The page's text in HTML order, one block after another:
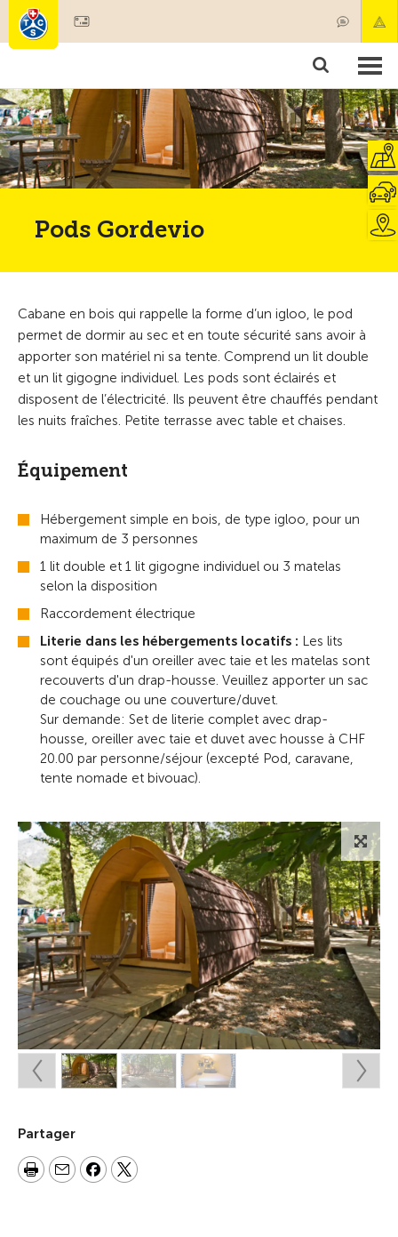
Membres & prestations
Tests, sécurité & santé
Pods Gordevio
Cabane en bois qui rappelle la forme d’un igloo, le pod
permet de dormir au sec et en toute sécurité sans avoir à
apporter son matériel ni sa tente. Comprend un lit double
et un lit gigogne individuel. Les pods sont éclairés et
disposent de l’électricité. Ils peuvent être chauffés pendant
les nuits fraîches. Petite terrasse avec table et chaises.
Équipement
Hébergement simple en bois, de type igloo, pour un
maximum de 3 personnes
1 lit double et 1 lit gigogne individuel ou 3 matelas
selon la disposition
Raccordement électrique
Literie dans les hébergements locatifs : Les lits
sont équipés d'un oreiller avec taie et les matelas sont
recouverts d'un drap-housse. Veuillez apporter un sac
de couchage ou une couverture/duvet.
Sur demande: Set de literie complet avec drap-
housse, oreiller avec taie et duvet avec housse à CHF
20.00 par personne/séjour (excepté Pod, caravane,
tente nomade et bivouac).
Partager